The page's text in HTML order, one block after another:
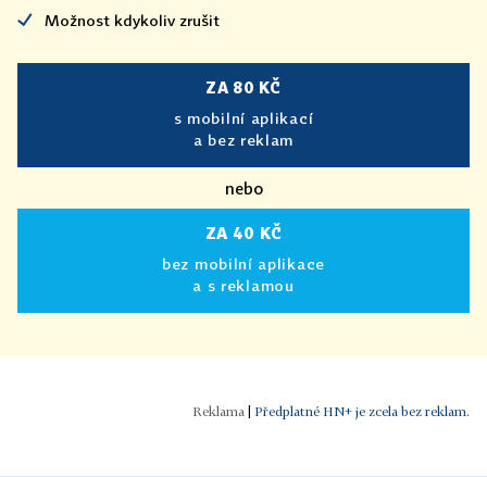
Možnost kdykoliv zrušit
ZA 80 KČ
s mobilní aplikací
a bez reklam
nebo
ZA 40 KČ
bez mobilní aplikace
a s reklamou
Předplatné HN+ je zcela bez reklam.